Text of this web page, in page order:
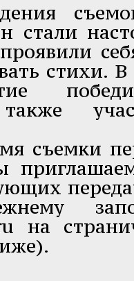
стали
стихи.
съемки
на